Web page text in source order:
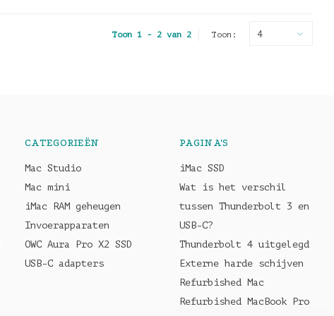
Toon 1 - 2 van 2 Toon: 4
CATEGORIEËN
Mac Studio
Mac mini
iMac RAM geheugen
Invoerapparaten
OWC Aura Pro X2 SSD
USB-C adapters
PAGINA'S
iMac SSD
Wat is het verschil
tussen Thunderbolt 3 en
USB-C?
Thunderbolt 4 uitgelegd
Externe harde schijven
Refurbished Mac
Refurbished MacBook Pro